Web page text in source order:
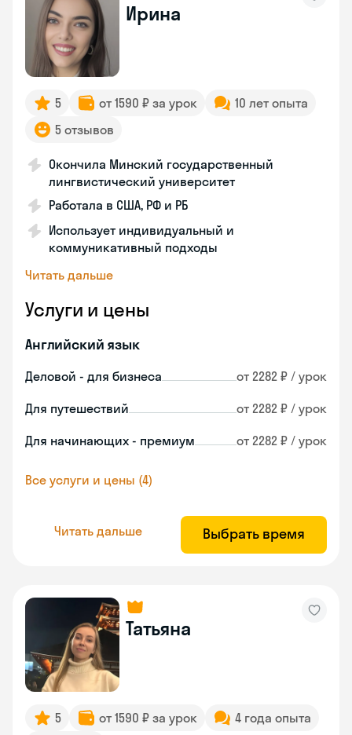
Ирина
5 от 1590 ₽ за урок
10 лет опыта
5 отзывов
Окончила Минский государственный
лингвистический университет
Работала в США, РФ и РБ
Использует индивидуальный и
коммуникативный подходы
Читать дальше
Услуги и цены
Английский язык
Деловой - для бизнеса от 2282 ₽ / урок
Для путешествий от 2282 ₽ / урок
Для начинающих - премиум от 2282 ₽ / урок
Все услуги и цены (4)
Читать дальше Выбрать время
Татьяна
5 от 1590 ₽ за урок 4 года опыта